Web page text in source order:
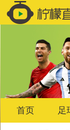
首页 足